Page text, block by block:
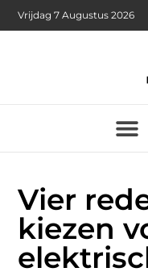
Vrijdag 7 Augustus 2026
Vier
kiezen